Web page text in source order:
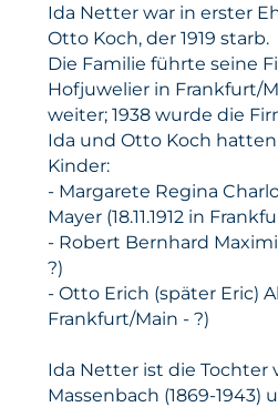
Ida Netter war in erster
Otto Koch, der 1919 starb.
Die Familie führte seine
Hofjuwelier in Frankfurt/
weiter; 1938 wurde die
Ida und Otto Koch
Kinder:
- Margarete Regina
Mayer (18.11.1912 in
- Robert Bernhard
?)
- Otto Erich (später Eric)
Frankfurt/Main - ?)
Ida Netter ist die Tochter
Massenbach (1869-1943)